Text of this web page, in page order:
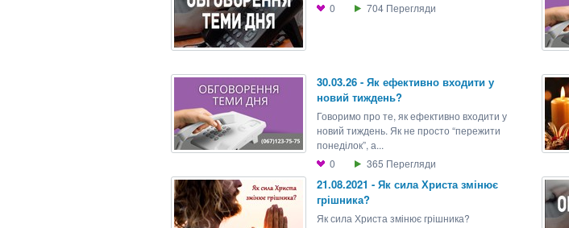
0 704 Перегляди
30.03.26 - Як ефективно входити у
новий тиждень?
Говоримо про те, як ефективно входити у
новий тиждень. Як не просто “пережити
понеділок”, а...
0
365 Перегляди
21.08.2021 - Як сила Христа змінює
грішника?
Як сила Христа змінює грішника?